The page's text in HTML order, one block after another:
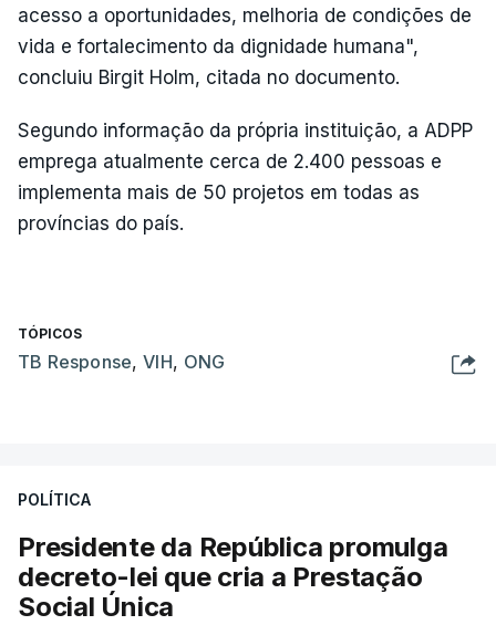
acesso a oportunidades, melhoria de condições de
vida e fortalecimento da dignidade humana",
concluiu Birgit Holm, citada no documento.
Segundo informação da própria instituição, a ADPP
emprega atualmente cerca de 2.400 pessoas e
implementa mais de 50 projetos em todas as
províncias do país.
TÓPICOS
TB Response,VIH, ONG
POLÍTICA
Presidente da República promulga
decreto-lei que cria a Prestação
Social Única